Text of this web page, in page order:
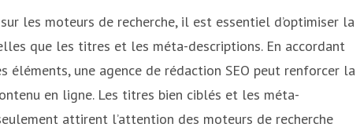
les moteurs de recherche, il est essentiel d’optimiser la
que les titres et les méta-descriptions. En accordant
éléments, une agence de rédaction SEO peut renforcer la
en ligne. Les titres bien ciblés et les méta-
attirent l’attention des moteurs de recherche